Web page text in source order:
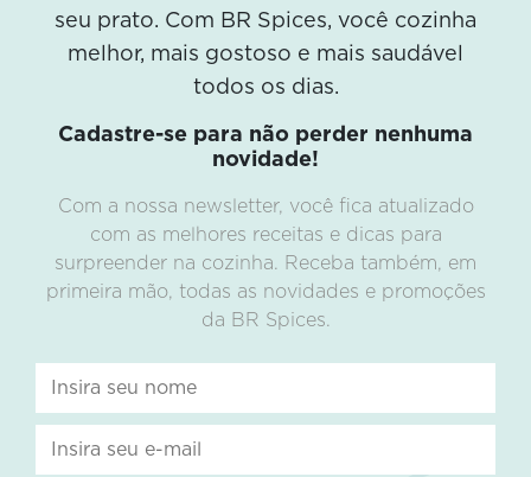
seu prato. Com BR Spices, você cozinha
melhor, mais gostoso e mais saudável
todos os dias.
Cadastre-se para não perder nenhuma
novidade!
Com a nossa newsletter, você fica atualizado
com as melhores receitas e dicas para
surpreender na cozinha. Receba também, em
primeira mão, todas as novidades e promoções
da BR Spices.